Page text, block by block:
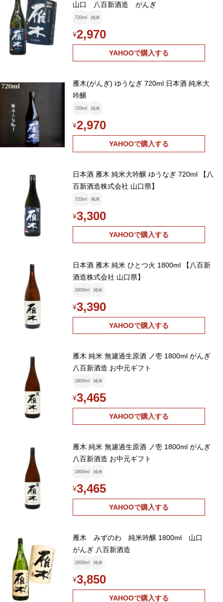
山口 八百新酒造 がんぎ
720ml 純米
¥2,970
YAHOOで購入する
雁木(がんぎ) ゆうなぎ 720ml 日本酒 純米大
吟醸
720ml 純米
¥2,970
YAHOOで購入する
日本酒 雁木 純米大吟醸 ゆうなぎ 720ml 【八
百新酒造株式会社 山口県】
720ml 純米
¥3,300
YAHOOで購入する
日本酒 雁木 純米 ひとつ火 1800ml 【八百新
酒造株式会社 山口県】
1800ml 純米
¥3,390
YAHOOで購入する
雁木 純米 無濾過生原酒 ノ壱 1800ml がんぎ
八百新酒造 お中元ギフト
1800ml 純米
¥3,465
YAHOOで購入する
雁木 純米 無濾過生原酒 ノ壱 1800ml がんぎ
八百新酒造 お中元ギフト
1800ml 純米
¥3,465
YAHOOで購入する
雁木 みずのわ 純米吟醸 1800ml 山口
がんぎ 八百新酒造
1800ml 純米
¥3,850
YAHOOで購入する